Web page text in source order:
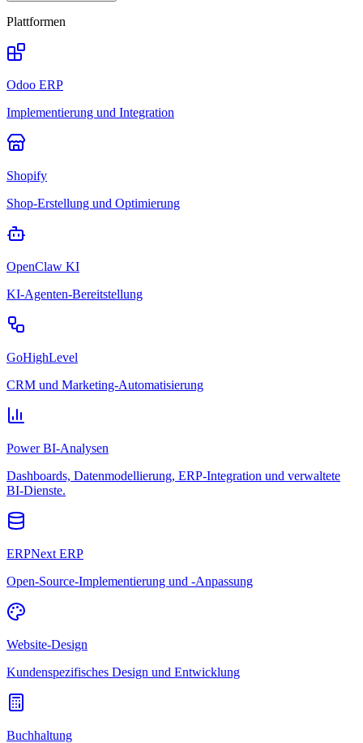
Plattformen
Odoo ERP
Implementierung und Integration
Shopify
Shop-Erstellung und Optimierung
OpenClaw KI
KI-Agenten-Bereitstellung
GoHighLevel
CRM und Marketing-Automatisierung
Power BI-Analysen
Dashboards, Datenmodellierung, ERP-Integration und verwaltete
BI-Dienste.
ERPNext ERP
Open-Source-Implementierung und -Anpassung
Website-Design
Kundenspezifisches Design und Entwicklung
Buchhaltung